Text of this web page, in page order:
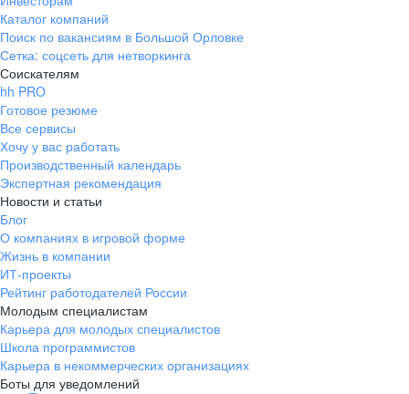
Каталог компаний
Поиск по вакансиям в Большой Орловке
Сетка: соцсеть для нетворкинга
Соискателям
hh PRO
Готовое резюме
Все сервисы
Хочу у вас работать
Производственный календарь
Экспертная рекомендация
Новости и статьи
Блог
О компаниях в игровой форме
Жизнь в компании
ИТ-проекты
Рейтинг работодателей России
Молодым специалистам
Карьера для молодых специалистов
Школа программистов
Карьера в некоммерческих организациях
Боты для уведомлений